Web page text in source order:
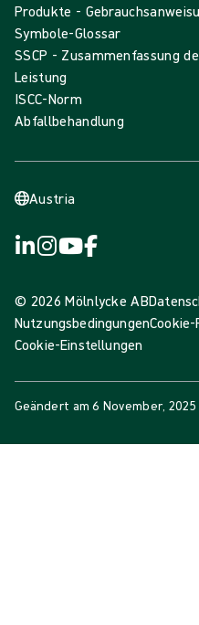
Produkte -
Symbole-Glossar
SSCP - Zusammenfassung
Leistung
ISCC-Norm
Abfallbehandlung
Austria
© 2026 Mölnlycke AB
Nutzungsbedingungen
Cookie-Einstellungen
Geändert am6 November, 2025